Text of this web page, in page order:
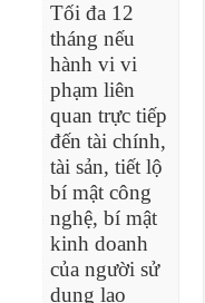
Tối đa 12
tháng nếu
hành vi vi
phạm liên
quan trực tiếp
đến tài chính,
tài sản, tiết lộ
bí mật công
nghệ, bí mật
kinh doanh
của người sử
dụng lao